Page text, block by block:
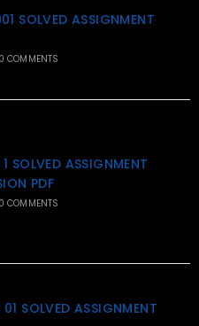
SOLVED ASSIGNMENT
0 COMMENTS
SOLVED ASSIGNMENT
PDF
0 COMMENTS
SOLVED ASSIGNMENT